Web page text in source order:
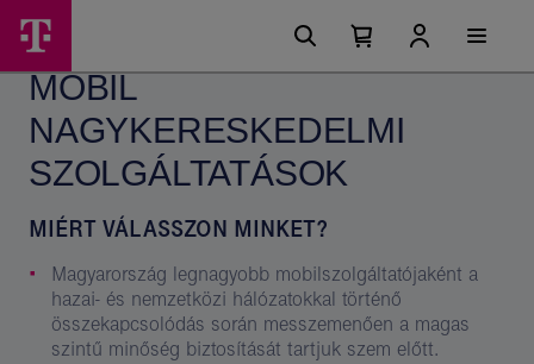
Mobil
nagykereskedelmi
szolgáltatások
Magyar
Telekom
csoport
Főmenü
lehetőségek
Kosárban
0
Kosár
MOBIL
NAGYKERESKEDELMI
SZOLGÁLTATÁSOK
MIÉRT VÁLASSZON MINKET?
Magyarország legnagyobb mobilszolgáltatójaként a
hazai- és nemzetközi hálózatokkal történő
összekapcsolódás során messzemenően a magas
szintű minőség biztosítását tartjuk szem előtt.